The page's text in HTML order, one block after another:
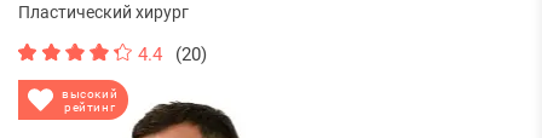
высокий
рейтинг
Пластический хирург
4.4 (20)